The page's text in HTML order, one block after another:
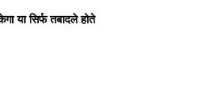
या सिर्फ तबादले होते